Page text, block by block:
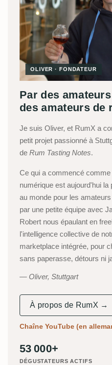
OLIVER · FONDATEUR
Par des
des amateurs de
Je suis Oliver, et RumX a
petit projet passionné à
de Rum Tasting Notes.
Ce qui a commencé
numérique est aujourd'hui
au monde pour les
par une petite équipe avec
Robert nous épaulant en
l'intelligence collective de
marketplace intégrée, pour
sans paperasse, détours ni
Oliver, Stuttgart
À propos de RumX →
Chaîne YouTube (en
53 000+
DÉGUSTATEURS ACTIFS